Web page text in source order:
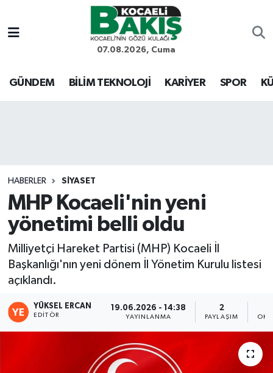
07.08.2026, Cuma
GÜNDEM BİLİM TEKNOLOJİ KARİYER SPOR
HABERLER SİYASET
MHP Kocaeli'nin yeni
yönetimi belli oldu
Milliyetçi Hareket Partisi (MHP) Kocaeli İl
Başkanlığı'nın yeni dönem İl Yönetim Kurulu listesi
açıklandı.
YÜKSEL ERCAN
EDITÖR
19.06.2026 - 14:38
YAYINLANMA
2
PAYLAŞIM
Kocaeli Nöbetçi Eczaneler
Kocaeli Hava Durumu
Son Dakika Haberleri
Haber Arşivi